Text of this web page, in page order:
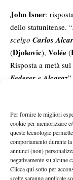
Per fornire le migliori
cookie per memorizzare
queste tecnologie
comportamento durante
annunci (non)
negativamente su alcune
Clicca qui sotto per
scelte saranno applicate
John Isner:
dello statunitense. “
scelgo Carlos
(Djokovic), Volée (
Risposta a metà sul
Federer e Alcaraz”.
intesa
sopracitati e
servizio di Isner”.